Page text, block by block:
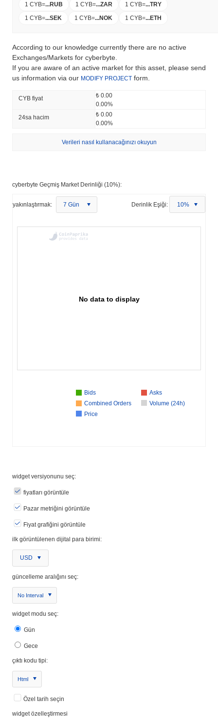
1 CYB=...RUB 1 CYB=...ZAR 1 CYB=...TRY
1 CYB=...SEK 1 CYB=...NOK 1 CYB=...ETH
According to our knowledge currently there are no active
Exchanges/Markets for cyberbyte.
If you are aware of an active market for this asset, please send
us information via our MODIFY PROJECT form.
CYB fiyat
₺ 0.00
0.00%
24sa hacim
₺ 0.00
0.00%
Verileri nasıl kullanacağınızı okuyun
cyberbyte Geçmiş Market Derinliği (10%):
yakınlaştırmak: 7 Gün Derinlik Eşiği: 10%
No data to display
Bids
Asks
Combined Orders
Volume (24h)
Price
widget versiyonunu seç:
fiyatları görüntüle
Pazar metriğini görüntüle
Fiyat grafiğini görüntüle
ilk görüntülenen dijital para birimi:
USD
güncelleme aralığını seç:
No Interval
widget modu seç:
Gün
Gece
çıktı kodu tipi:
Html
Özel tarih seçin
widget özelleştirmesi